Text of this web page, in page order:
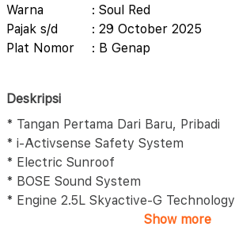
Warna
: Soul Red
Pajak s/d
: 29 October 2025
Plat Nomor
: B Genap
Deskripsi
* Tangan Pertama Dari Baru, Pribadi
* i-Activsense Safety System
* Electric Sunroof
* BOSE Sound System
* Engine 2.5L Skyactive-G Technology
Show more